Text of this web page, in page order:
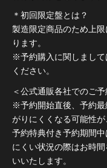
＊初回限定盤とは？
製造限定商品のため上
ります。
※予約購入に関しまし
ください。
＜公式通販各社でのご
※予約開始直後、予約最
がりにくくなる可能性が
予約特典付き予約期間
にくい状況の際はお時
いいたします。